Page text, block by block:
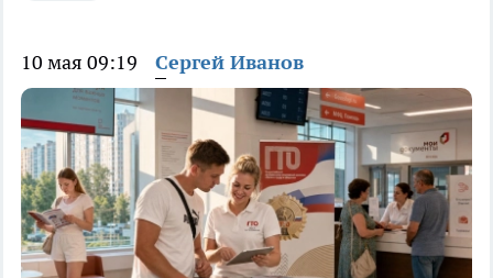
10 мая 09:19 Сергей Иванов